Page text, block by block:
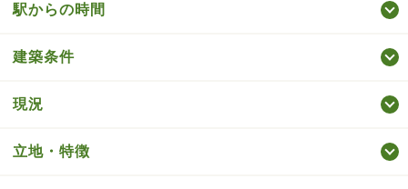
駅からの時間
建築条件
現況
立地・特徴